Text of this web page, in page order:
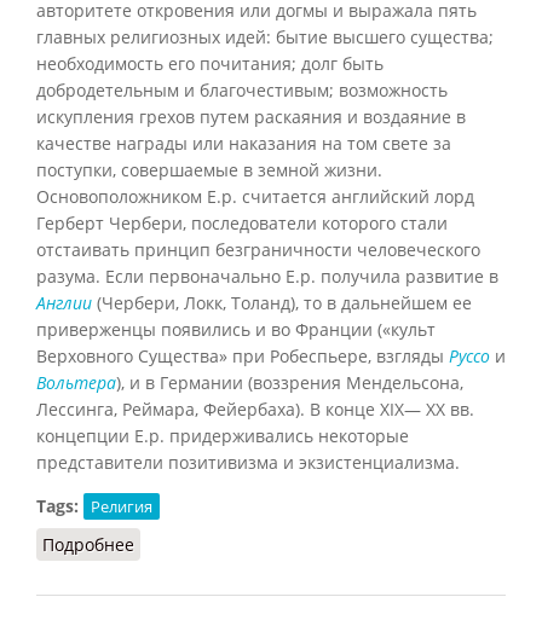
авторитете откровения или догмы и выражала пять
главных религиозных идей: бытие высшего существа;
необходимость его почитания; долг быть
добродетельным и благочестивым; возможность
искупления грехов путем раскаяния и воздаяние в
качестве награды или наказания на том свете за
поступки, совершаемые в земной жизни.
Основоположником Е.р. считается английский лорд
Герберт Чербери, последователи которого стали
отстаивать принцип безграничности человеческого
разума. Если первоначально Е.р. получила развитие в
Англии (Чербери, Локк, Толанд), то в дальнейшем ее
приверженцы появились и во Франции («культ
Верховного Существа» при Робеспьере, взгляды Руссо и
Вольтера), и в Германии (воззрения Мендельсона,
Лессинга, Реймара, Фейербаха). В конце XIX— XX вв.
концепции Е.р. придерживались некоторые
представители позитивизма и экзистенциализма.
Tags:
Религия
Подробнее